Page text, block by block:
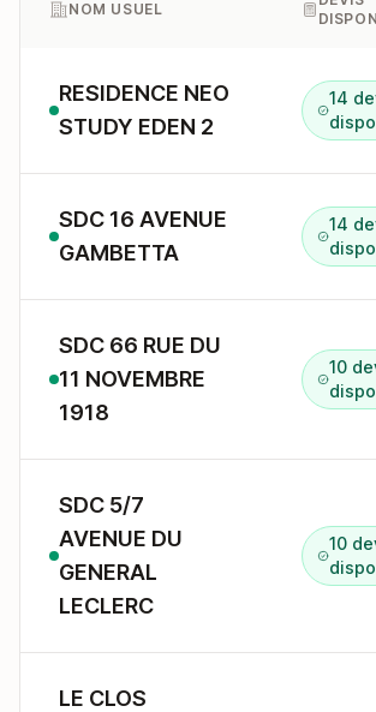
NOM USUEL
RESIDENCE NEO
STUDY EDEN 2
14
SDC 16 AVENUE
GAMBETTA
14
SDC 66 RUE DU
11 NOVEMBRE
1918
10
SDC 5/7
AVENUE DU
GENERAL
LECLERC
10
LE CLOS